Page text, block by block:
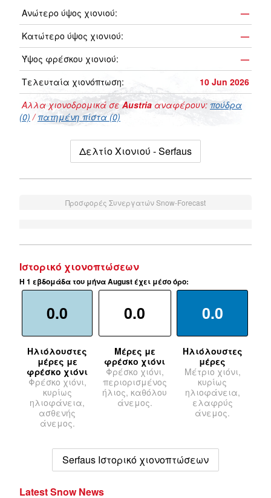
Ανώτερο ύψος χιονιού:
—
Κατώτερο ύψος χιονιού:
—
Ύψος φρέσκου χιονιού:
—
Τελευταία χιονόπτωση:
10 Jun 2026
Αλλα χιονοδρομικά σεAustria αναφέρουν: πούδρα
(0) /πατημένη πίστα (0)
Δελτίο Χιονιού - Serfaus
Προσφορές Συνεργατών Snow-Forecast
Ιστορικό χιονοπτώσεων
Η 1 εβδομάδα του μήνα August έχει μέσο όρο:
0.0
Ηλιόλουστες
μέρες με
φρέσκο χιόνι
Φρέσκο χιόνι,
κυρίως
ηλιοφάνεια,
ασθενής
άνεμος.
0.0
Μέρες με
φρέσκο χιόνι
Φρέσκο χιόνι,
περιορισμένος
ήλιος, καθόλου
άνεμος.
0.0
Ηλιόλουστες
μέρες
Μέτριο χιόνι,
κυρίως
ηλιοφάνεια,
ελαφρύς
άνεμος.
Serfaus Ιστορικό χιονοπτώσεων